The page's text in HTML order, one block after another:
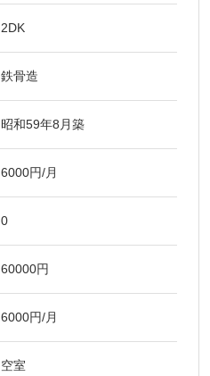
2DK
鉄骨造
昭和59年8月築
6000円/月
0
60000円
6000円/月
空室